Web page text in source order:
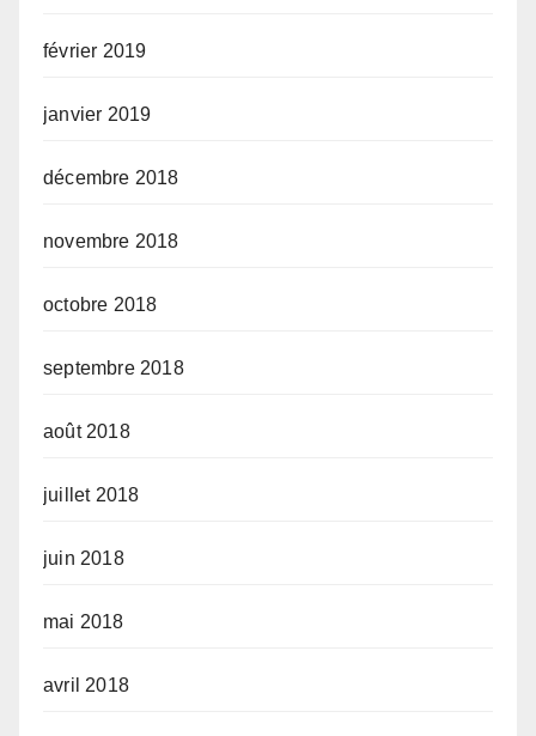
février 2019
janvier 2019
décembre 2018
novembre 2018
octobre 2018
septembre 2018
août 2018
juillet 2018
juin 2018
mai 2018
avril 2018